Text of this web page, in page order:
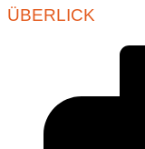
ÜBERLICK